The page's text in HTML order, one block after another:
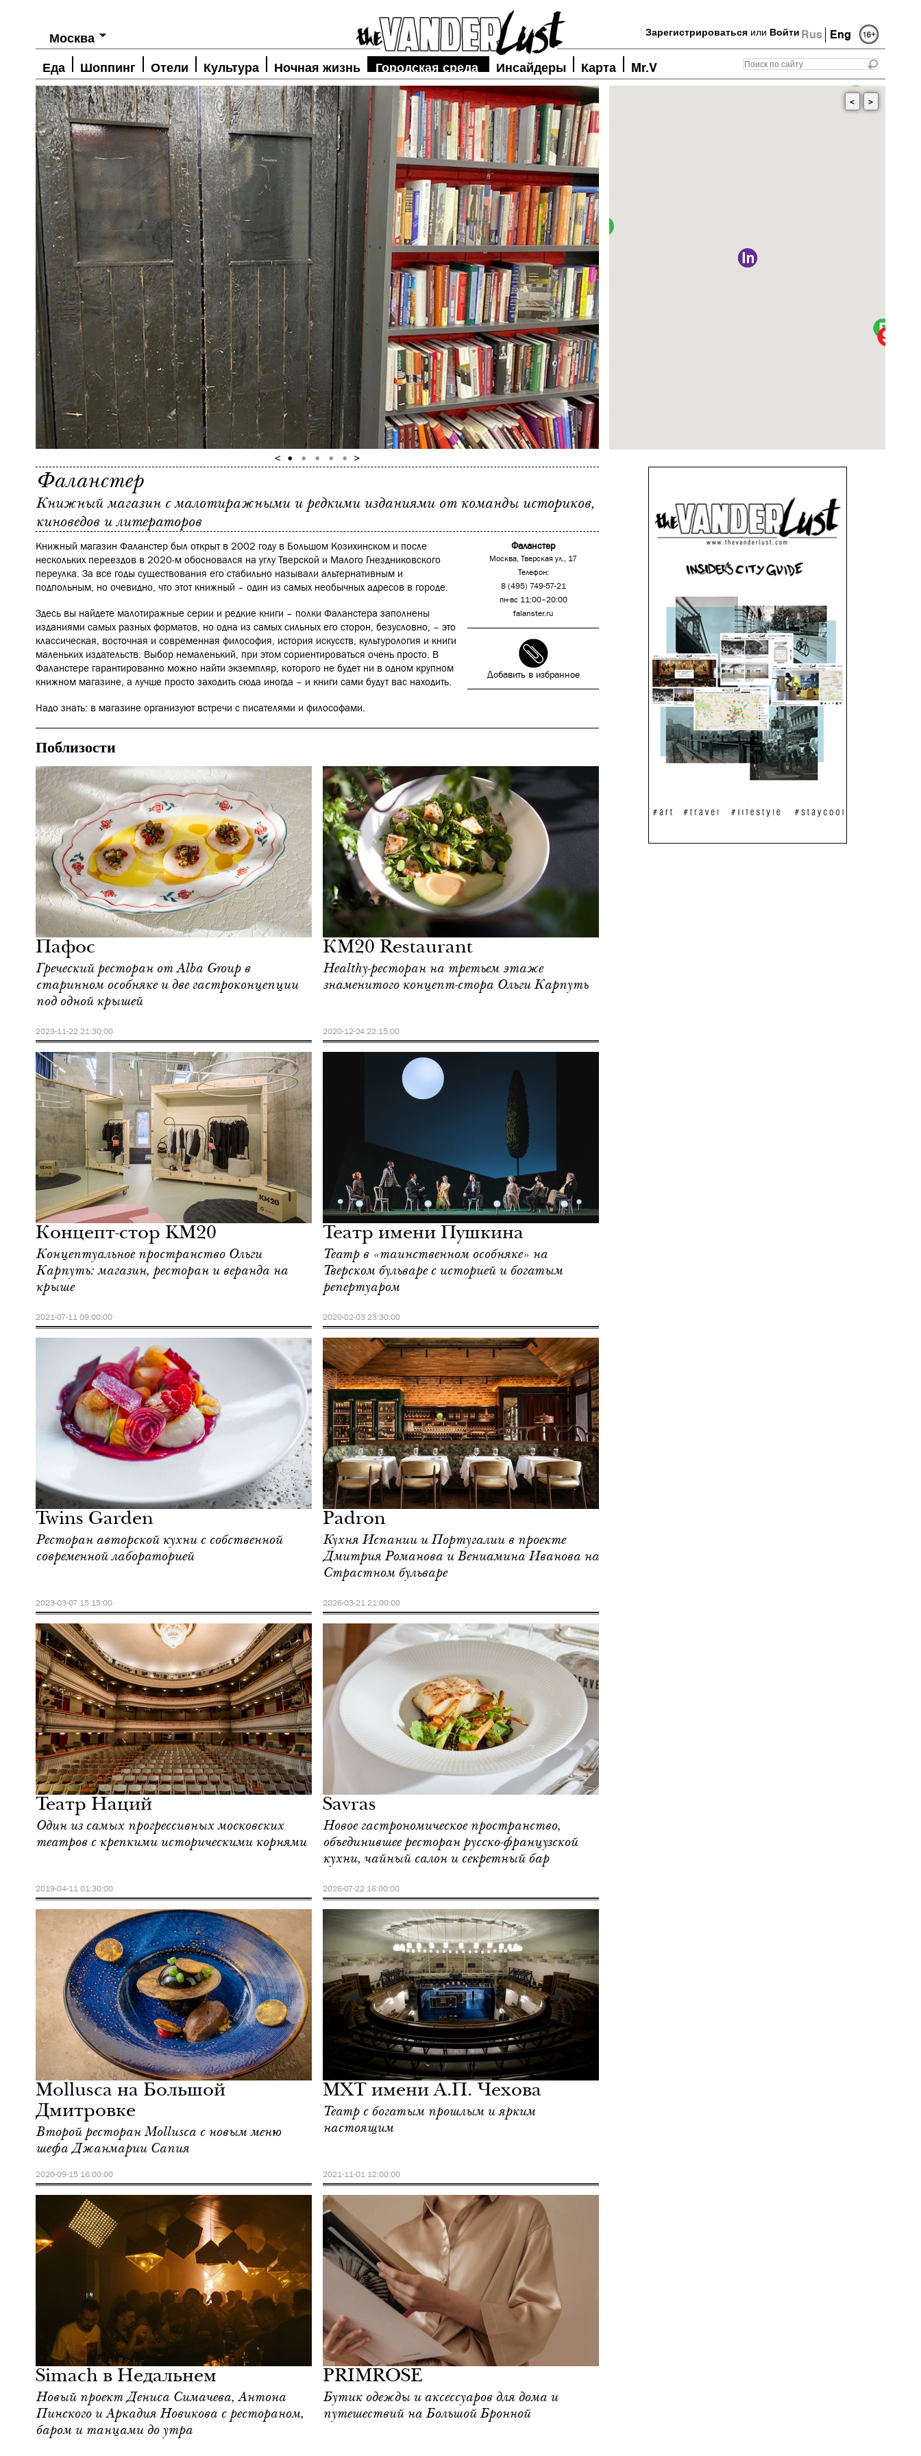
Rus Eng
Зарегистрироваться или Войти
Москва
Еда Шоппинг Отели Культура Ночная жизнь Городская среда Инсайдеры Карта Mr.V
< >
Фаланстер
Книжный магазин с малотиражными и редкими изданиями от команды историков,
киноведов и литераторов
Фаланстер
Москва, Тверская ул., 17
Телефон:
8 (495) 749-57-21
пн-вс 11:00–20:00
falanster.ru
Добавить в избранное
Книжный магазин Фаланстер был открыт в 2002 году в Большом Козихинском и после
нескольких переездов в 2020-м обосновался на углу Тверской и Малого Гнездниковского
переулка. За все годы существования его стабильно называли альтернативным и
подпольным, но очевидно, что этот книжный – один из самых необычных адресов в городе.
Здесь вы найдете малотиражные серии и редкие книги – полки Фаланстера заполнены
изданиями самых разных форматов, но одна из самых сильных его сторон, безусловно, – это
классическая, восточная и современная философия, история искусств, культурология и книги
маленьких издательств. Выбор немаленький, при этом сориентироваться очень просто. В
Фаланстере гарантированно можно найти экземпляр, которого не будет ни в одном крупном
книжном магазине, а лучше просто заходить сюда иногда – и книги сами будут вас находить.
Надо знать: в магазине организуют встречи с писателями и философами.
Поблизости
Пафос
Греческий ресторан от Alba Group в
старинном особняке и две гастроконцепции
под одной крышей
2023-11-22 21:30:00
Еда
Москва
КМ20 Restaurant
Healthy-ресторан на третьем этаже
знаменитого концепт-стора Ольги Карпуть
2020-12-24 22:15:00
Концепт-стор KM20
Концептуальное пространство Ольги
Карпуть: магазин, ресторан и веранда на
крыше
2021-07-11 09:00:00
Культура
Москва
Театр имени Пушкина
Театр в «таинственном особняке» на
Тверском бульваре с историей и богатым
репертуаром
2020-02-03 23:30:00
Twins Garden
Ресторан авторской кухни с собственной
современной лабораторией
2023-03-07 15:15:00
Еда
Москва
Padron
Кухня Испании и Португалии в проекте
Дмитрия Романова и Вениамина Иванова на
Страстном бульваре
2026-03-21 21:00:00
Театр Наций
Один из самых прогрессивных московских
театров с крепкими историческими корнями
2019-04-11 01:30:00
Еда
Москва
Savras
Новое гастрономическое пространство,
объединившее ресторан русско-французской
кухни, чайный салон и секретный бар
2026-07-22 16:00:00
Mollusca на Большой
Дмитровке
Второй ресторан Mollusca с новым меню
шефа Джанмарии Сапия
2020-09-15 16:00:00
Культура
Москва
МХТ имени А.П. Чехова
Театр с богатым прошлым и ярким
настоящим
2021-11-01 12:00:00
Simach в Недальнем
Новый проект Дениса Симачева, Антона
Пинского и Аркадия Новикова с рестораном,
баром и танцами до утра
Шоппинг
Москва
PRIMROSE
Бутик одежды и аксессуаров для дома и
путешествий на Большой Бронной